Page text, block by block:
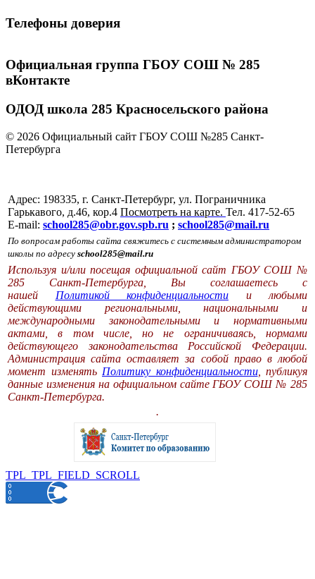
Телефоны доверия
Официальная группа ГБОУ СОШ № 285
вКонтакте
ОДОД школа 285 Красносельского района
© 2026 Официальный сайт ГБОУ СОШ №285 Санкт-
Петербурга
Адрес: 198335, г. Санкт-Петербург, ул. Пограничника
Гарькавого, д.46, кор.4 Посмотреть на карте. Тел. 417-52-65
E-mail: school285@obr.gov.spb.ru ; school285@mail.ru
По вопросам работы сайта свяжитесь с системным администратором
школы по адресу school285@mail.ru
Используя и/или посещая официальной сайт ГБОУ СОШ №
285 Санкт-Петербурга, Вы соглашаетесь с
нашей Политикой конфиденциальности и любыми
действующими региональными, национальными и
международными законодательными и нормативными
актами, в том числе, но не ограничиваясь, нормами
действующего законодательства Российской Федерации.
Администрация сайта оставляет за собой право в любой
момент изменять Политику конфиденциальности, публикуя
данные изменения на официальном сайте ГБОУ СОШ № 285
Санкт-Петербурга.
.
TPL_TPL_FIELD_SCROLL